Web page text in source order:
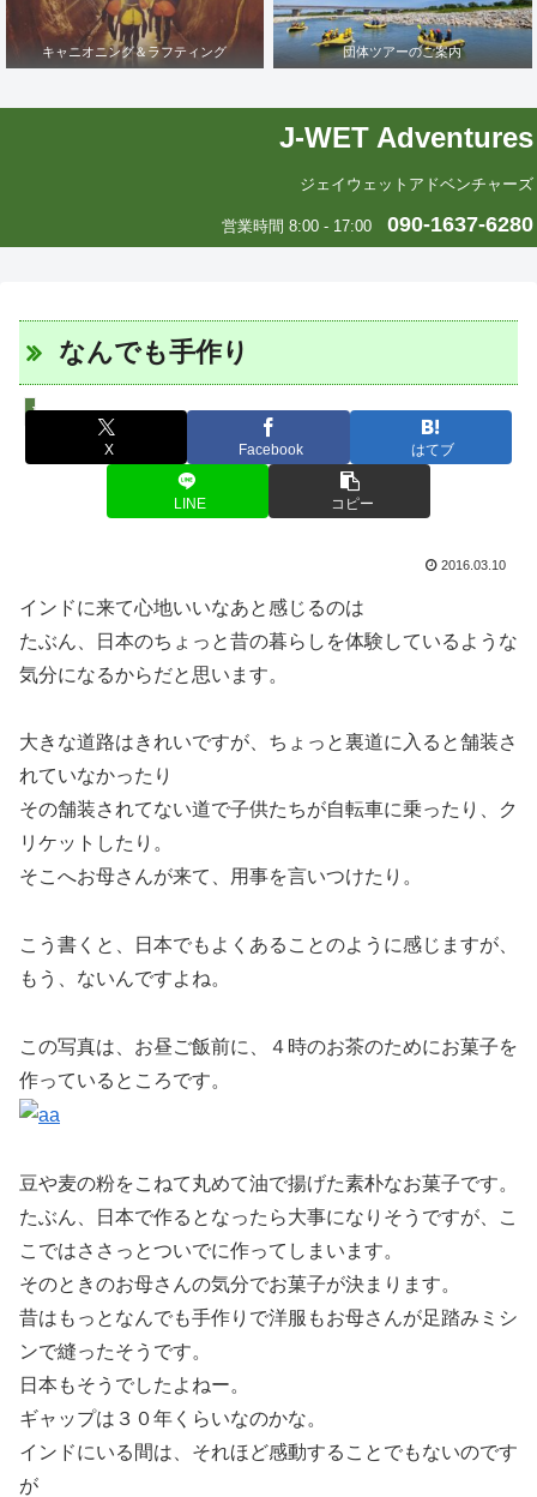
キャニオニング＆ラフティング 団体ツアーのご案内
J-WET Adventures
ジェイウェットアドベンチャーズ
営業時間 8:00 - 17:00 090-1637-6280
なんでも手作り
J-WETインド支部～ヨガのこころ～
X Facebook はてブ
LINE コピー
2016.03.10
インドに来て心地いいなあと感じるのは
たぶん、日本のちょっと昔の暮らしを体験しているような
気分になるからだと思います。
大きな道路はきれいですが、ちょっと裏道に入ると舗装さ
れていなかったり
その舗装されてない道で子供たちが自転車に乗ったり、ク
リケットしたり。
そこへお母さんが来て、用事を言いつけたり。
こう書くと、日本でもよくあることのように感じますが、
もう、ないんですよね。
この写真は、お昼ご飯前に、４時のお茶のためにお菓子を
作っているところです。
豆や麦の粉をこねて丸めて油で揚げた素朴なお菓子です。
たぶん、日本で作るとなったら大事になりそうですが、こ
こではささっとついでに作ってしまいます。
そのときのお母さんの気分でお菓子が決まります。
昔はもっとなんでも手作りで洋服もお母さんが足踏みミシ
ンで縫ったそうです。
日本もそうでしたよねー。
ギャップは３０年くらいなのかな。
インドにいる間は、それほど感動することでもないのです
が